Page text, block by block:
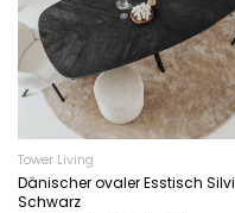
Tower Living
Dänischer ovaler Esstisch Silvi
Schwarz